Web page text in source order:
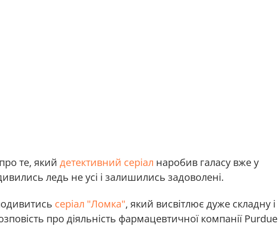
те, який детективний серіал наробив галасу вже у
ледь не усі і залишились задоволені.
серіал "Ломка", який висвітлює дуже складну і
про діяльність фармацевтичної компанії Purdue